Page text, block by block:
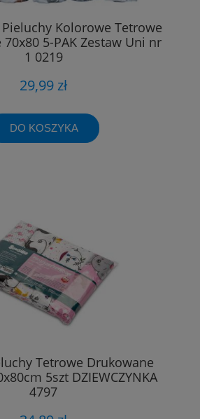
Pieluchy Kolorowe Tetrowe
5-PAK Zestaw Uni nr
1 0219
29,99 zł
DO KOSZYKA
Tetrowe Drukowane
5szt DZIEWCZYNKA
4797